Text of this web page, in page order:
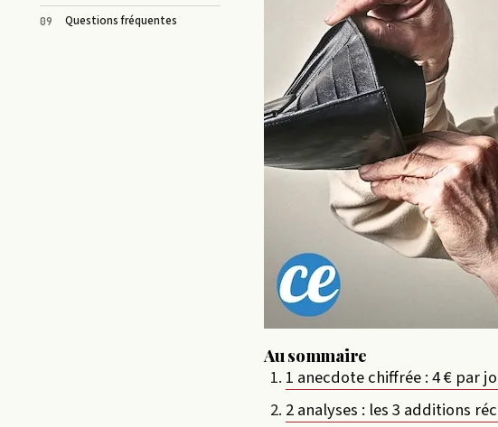
Questions fréquentes
Au sommaire
1 anecdote chiffrée : 4 € par
2 analyses : les 3 additions